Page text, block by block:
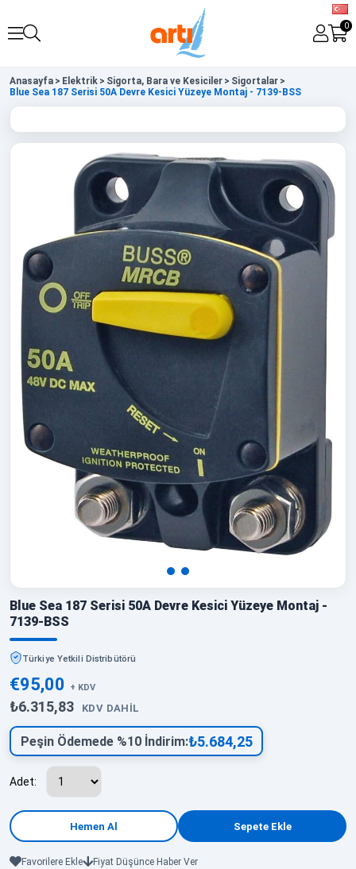
0
Anasayfa > Elektrik > Sigorta, Bara ve Kesiciler > Sigortalar >
Blue Sea 187 Serisi 50A Devre Kesici Yüzeye Montaj - 7139-BSS
Blue Sea 187 Serisi 50A Devre Kesici Yüzeye Montaj -
7139-BSS
Türkiye Yetkili Distribütörü
€95,00 + KDV
₺6.315,83 KDV DAHIL
Peşin Ödemede %10 İndirim:₺5.684,25
Adet:
Favorilere Ekle Fiyat Düşünce Haber Ver